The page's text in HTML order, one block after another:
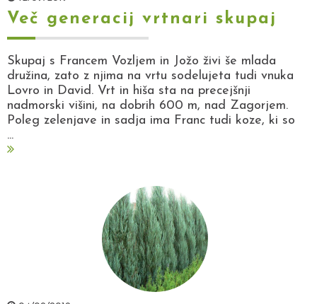
Več generacij vrtnari skupaj
Skupaj s Francem Vozljem in Jožo živi še mlada
družina, zato z njima na vrtu sodelujeta tudi vnuka
Lovro in David. Vrt in hiša sta na precejšnji
nadmorski višini, na dobrih 600 m, nad Zagorjem.
Poleg zelenjave in sadja ima Franc tudi koze, ki so
...